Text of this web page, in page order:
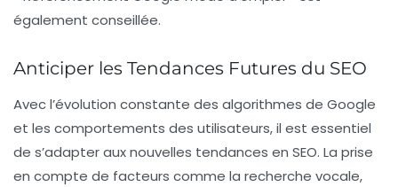
également conseillée.
Anticiper les Tendances Futures du SEO
Avec l’évolution constante des algorithmes de Google
et les comportements des utilisateurs, il est essentiel
de s’adapter aux nouvelles tendances en SEO. La prise
en compte de facteurs comme la recherche vocale,